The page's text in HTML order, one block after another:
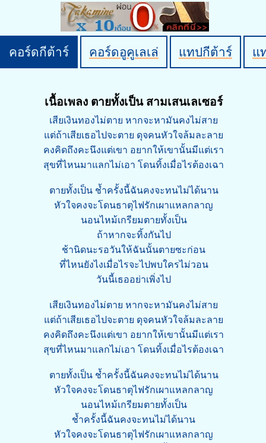
คอร์ดกีต้าร์ คอร์ดอูคูเลเล่ แทปกีต้าร์ แ
เนื้อเพลง ตายทั้งเป็น สามเสนเลเซอร์
เสียเงินทองไม่ตาย หากจะหามันคงไม่สาย
แต่ถ้าเสียเธอไปจะตาย ดุจคนหัวใจล้มละลาย
คงคิดถึงคะนึงแต่เขา อยากให้เขานั้นมีแต่เรา
สุขที่ไหนมาแลกไม่เอา โดนทิ้งเมื่อไรต้องเฉา
ตายทั้งเป็น ช้ำครั้งนี้ฉันคงจะทนไม่ได้นาน
หัวใจคงจะโดนธาตุไฟรักเผาแหลกลาญ
นอนไหม้เกรียมตายทั้งเป็น
ถ้าหากจะทิ้งกันไป
ช้านิดนะรอวันให้ฉันนั้นตายซะก่อน
ที่ไหนยังไงเมื่อไรจะไปพบใครไม่วอน
วันนี้เธออย่าเพิ่งไป
เสียเงินทองไม่ตาย หากจะหามันคงไม่สาย
แต่ถ้าเสียเธอไปจะตาย ดุจคนหัวใจล้มละลาย
คงคิดถึงคะนึงแต่เขา อยากให้เขานั้นมีแต่เรา
สุขที่ไหนมาแลกไม่เอา โดนทิ้งเมื่อไรต้องเฉา
ตายทั้งเป็น ช้ำครั้งนี้ฉันคงจะทนไม่ได้นาน
หัวใจคงจะโดนธาตุไฟรักเผาแหลกลาญ
นอนไหม้เกรียมตายทั้งเป็น
ช้ำครั้งนี้ฉันคงจะทนไม่ได้นาน
หัวใจคงจะโดนธาตุไฟรักเผาแหลกลาญ